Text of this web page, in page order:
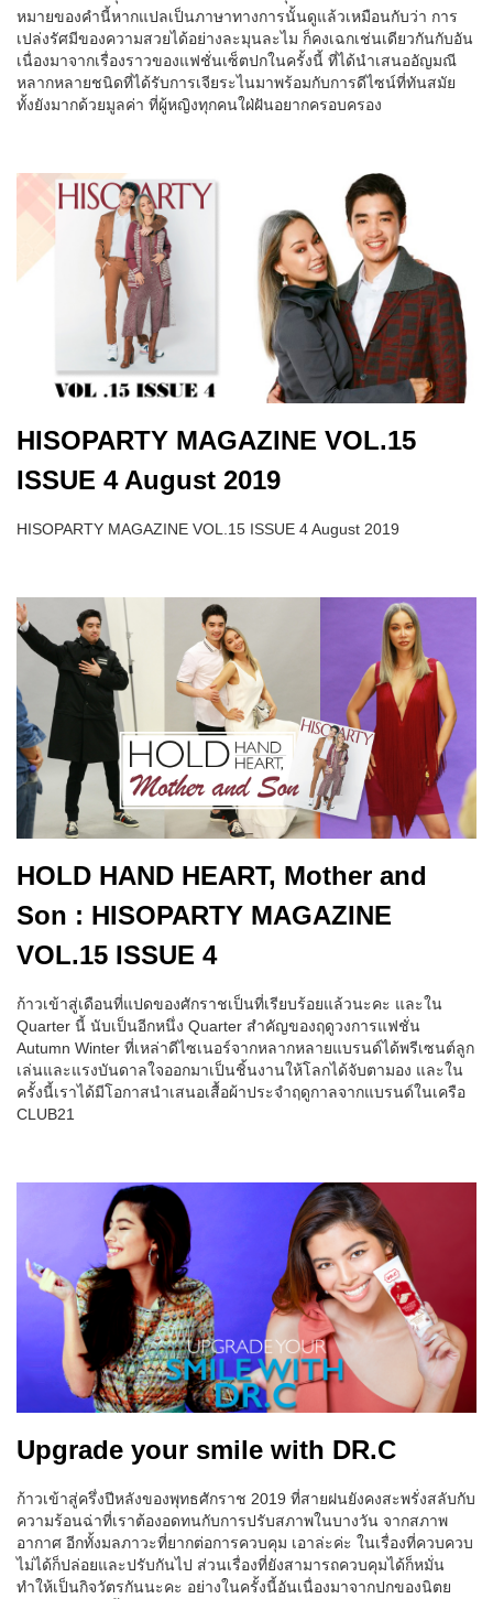
หมายของคำนี้หากแปลเป็นภาษาทางการนั้นดูแล้วเหมือนกับว่า การ
เปล่งรัศมีของความสวยได้อย่างละมุนละไม ก็คงเฉกเช่นเดียวกันกับอัน
เนื่องมาจากเรื่องราวของแฟชั่นเซ็ตปกในครั้งนี้ ที่ได้นำเสนออัญมณี
หลากหลายชนิดที่ได้รับการเจียระไนมาพร้อมกับการดีไซน์ที่ทันสมัย
ทั้งยังมากด้วยมูลค่า ที่ผู้หญิงทุกคนใฝ่ฝันอยากครอบครอง
HISOPARTY MAGAZINE VOL.15
ISSUE 4 August 2019
HISOPARTY MAGAZINE VOL.15 ISSUE 4 August 2019
HOLD HAND HEART, Mother and
Son : HISOPARTY MAGAZINE
VOL.15 ISSUE 4
ก้าวเข้าสู่เดือนที่แปดของศักราชเป็นที่เรียบร้อยแล้วนะคะ และใน
Quarter นี้ นับเป็นอีกหนึ่ง Quarter สำคัญของฤดูวงการแฟชั่น
Autumn Winter ที่เหล่าดีไซเนอร์จากหลากหลายแบรนด์ได้พรีเซนต์ลูก
เล่นและแรงบันดาลใจออกมาเป็นชิ้นงานให้โลกได้จับตามอง และใน
ครั้งนี้เราได้มีโอกาสนำเสนอเสื้อผ้าประจำฤดูกาลจากแบรนด์ในเครือ
CLUB21
Upgrade your smile with DR.C
ก้าวเข้าสู่ครึ่งปีหลังของพุทธศักราช 2019 ที่สายฝนยังคงสะพรั่งสลับกับ
ความร้อนฉ่าที่เราต้องอดทนกับการปรับสภาพในบางวัน จากสภาพ
อากาศ อีกทั้งมลภาวะที่ยากต่อการควบคุม เอาล่ะค่ะ ในเรื่องที่ควบควบ
ไม่ได้ก็ปล่อยและปรับกันไป ส่วนเรื่องที่ยังสามารถควบคุมได้ก็หมั่น
ทำให้เป็นกิจวัตรกันนะคะ อย่างในครั้งนี้อันเนื่องมาจากปกของนิตย